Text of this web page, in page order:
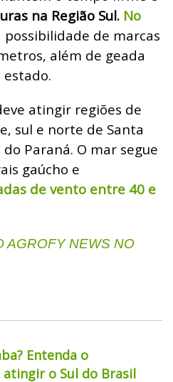
na Região Sul. No
possibilidade de marcas
além de geada
estado.
atingir regiões de
sul e norte de Santa
Paraná. O mar segue
gaúcho e
de vento entre 40 e
AGROFY NEWS NO
Entenda o
o Sul do Brasil